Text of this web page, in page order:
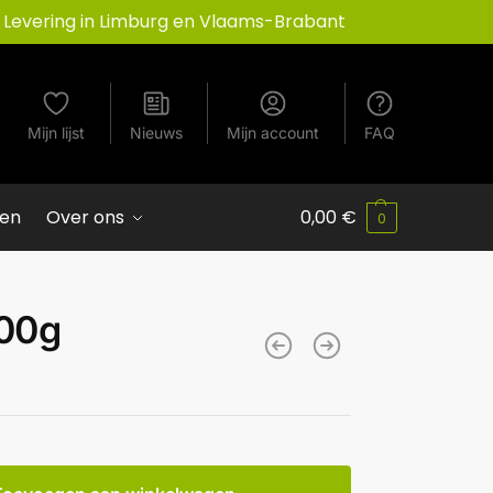
Levering in Limburg en Vlaams-Brabant
Mijn lijst Nieuws Mijn account FAQ
Over ons 0,00 € 0